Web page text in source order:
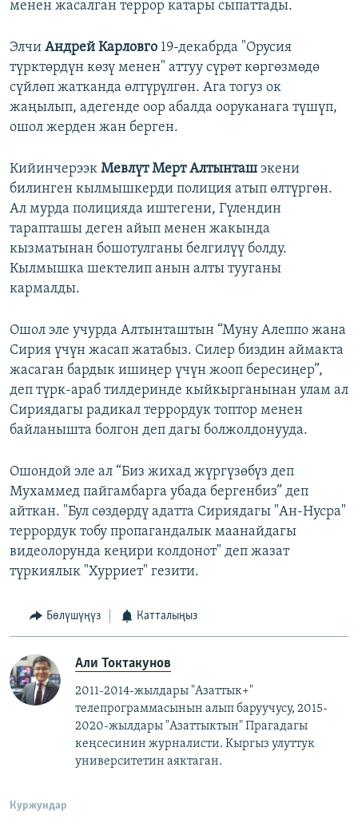
менен жасалган террор катары сыпаттады.
Элчи Андрей Карловго 19-декабрда "Орусия
түрктөрдүн көзү менен" аттуу сүрөт көргөзмөдө
сүйлөп жатканда өлтүрүлгөн. Ага тогуз ок
жаңылып, адегенде оор абалда ооруканага түшүп,
ошол жерден жан берген.
Кийинчерээк Мевлүт Мерт Алтынташ экени
билинген кылмышкерди полиция атып өлтүргөн.
Ал мурда полицияда иштегени, Гүлендин
тарапташы деген айып менен жакында
кызматынан бошотулганы белгилүү болду.
Кылмышка шектелип анын алты тууганы
кармалды.
Ошол эле учурда Алтынташтын “Муну Алеппо жана
Сирия үчүн жасап жатабыз. Силер биздин аймакта
жасаган бардык ишиңер үчүн жооп бересиңер”,
деп түрк-араб тилдеринде кыйкырганынан улам ал
Сириядагы радикал террордук топтор менен
байланышта болгон деп дагы болжолдонууда.
Ошондой эле ал “Биз жихад жүргүзөбүз деп
Мухаммед пайгамбарга убада бергенбиз” деп
айткан. "Бул сөздөрдү адатта Сириядагы "Ан-Нусра"
террордук тобу пропагандалык маанайдагы
видеолорунда кеңири колдонот" деп жазат
түркиялык "Хурриет" гезити.
Бөлүшүңүз Катталыңыз
Али Токтакунов
2011-2014-жылдары "Азаттык+"
телепрограммасынын алып баруучусу, 2015-
2020-жылдары "Азаттыктын" Прагадагы
кеңсесинин журналисти. ​ Кыргыз улуттук
университетин аяктаган.
Куржундар